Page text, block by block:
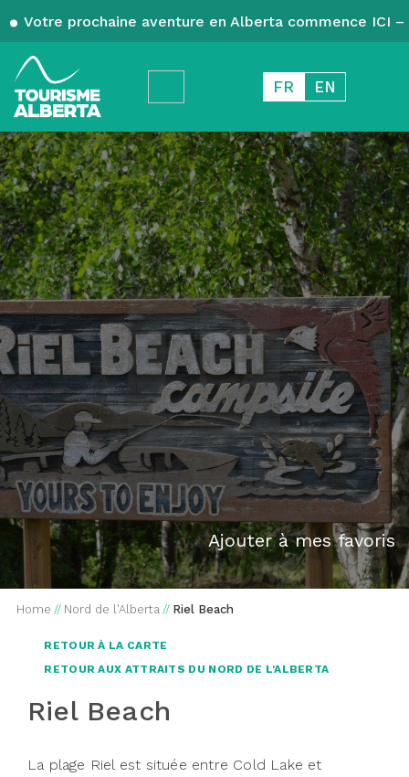
Votre prochaine aventure en Alberta commence ICI
FR EN
Ajouter à mes favoris
Home // Nord de l'Alberta // Riel Beach
RETOUR À LA CARTE
RETOUR AUX ATTRAITS DU NORD DE L'ALBERTA
Riel Beach
La plage Riel est située entre Cold Lake et